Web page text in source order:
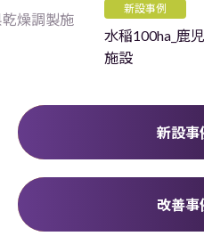
燥調製施
新設事例
水稲100ha_鹿
施設
新設事
改善事